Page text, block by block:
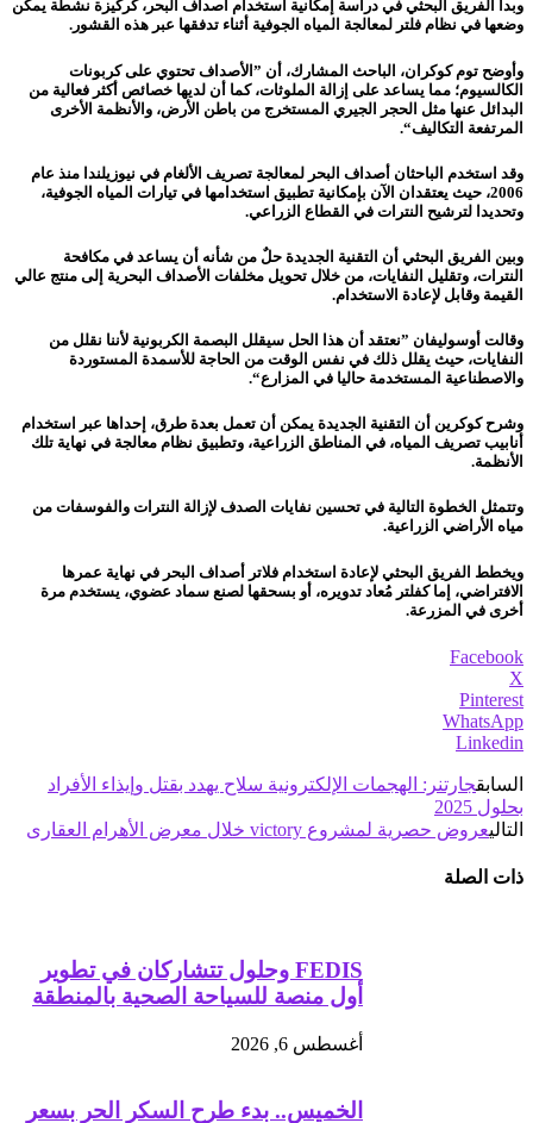
وبدأ الفريق البحثي في دراسة إمكانية استخدام أصداف البحر، كركيزة نشطة يمكن
وضعها في نظام فلتر لمعالجة المياه الجوفية أثناء تدفقها عبر هذه القشور.
وأوضح توم كوكران، الباحث المشارك، أن ”الأصداف تحتوي على كربونات
الكالسيوم؛ مما يساعد على إزالة الملوثات، كما أن لديها خصائص أكثر فعالية من
البدائل عنها مثل الحجر الجيري المستخرج من باطن الأرض، والأنظمة الأخرى
المرتفعة التكاليف“.
وقد استخدم الباحثان أصداف البحر لمعالجة تصريف الألغام في نيوزيلندا منذ عام
2006، حيث يعتقدان الآن بإمكانية تطبيق استخدامها في تيارات المياه الجوفية،
وتحديدا لترشيح النترات في القطاع الزراعي.
وبين الفريق البحثي أن التقنية الجديدة حلٌ من شأنه أن يساعد في مكافحة
النترات، وتقليل النفايات، من خلال تحويل مخلفات الأصداف البحرية إلى منتج عالي
القيمة وقابل لإعادة الاستخدام.
وقالت أوسوليفان ”نعتقد أن هذا الحل سيقلل البصمة الكربونية لأننا نقلل من
النفايات، حيث يقلل ذلك في نفس الوقت من الحاجة للأسمدة المستوردة
والاصطناعية المستخدمة حاليا في المزارع“.
وشرح كوكرين أن التقنية الجديدة يمكن أن تعمل بعدة طرق، إحداها عبر استخدام
أنابيب تصريف المياه، في المناطق الزراعية، وتطبيق نظام معالجة في نهاية تلك
الأنظمة.
وتتمثل الخطوة التالية في تحسين نفايات الصدف لإزالة النترات والفوسفات من
مياه الأراضي الزراعية.
ويخطط الفريق البحثي لإعادة استخدام فلاتر أصداف البحر في نهاية عمرها
الافتراضي، إما كفلتر مُعاد تدويره، أو بسحقها لصنع سماد عضوي، يستخدم مرة
أخرى في المزرعة.
Facebook
X
Pinterest
WhatsApp
Linkedin
السابقجارتنر: الهجمات الإلكترونية سلاح يهدد بقتل وإيذاء الأفراد
بحلول 2025
التاليعروض حصرية لمشروع victory خلال معرض الأهرام العقارى
ذات الصلة
FEDIS وحلول تتشاركان في تطوير
أول منصة للسياحة الصحية بالمنطقة
أغسطس 6, 2026
الخميس.. بدء طرح السكر الحر بسعر